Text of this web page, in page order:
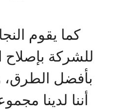
كما يقوم
للشركة بإصلاح
بأفضل الطرق،
أننا لدينا